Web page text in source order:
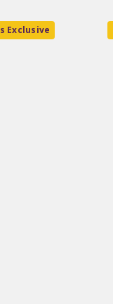
Exclusive